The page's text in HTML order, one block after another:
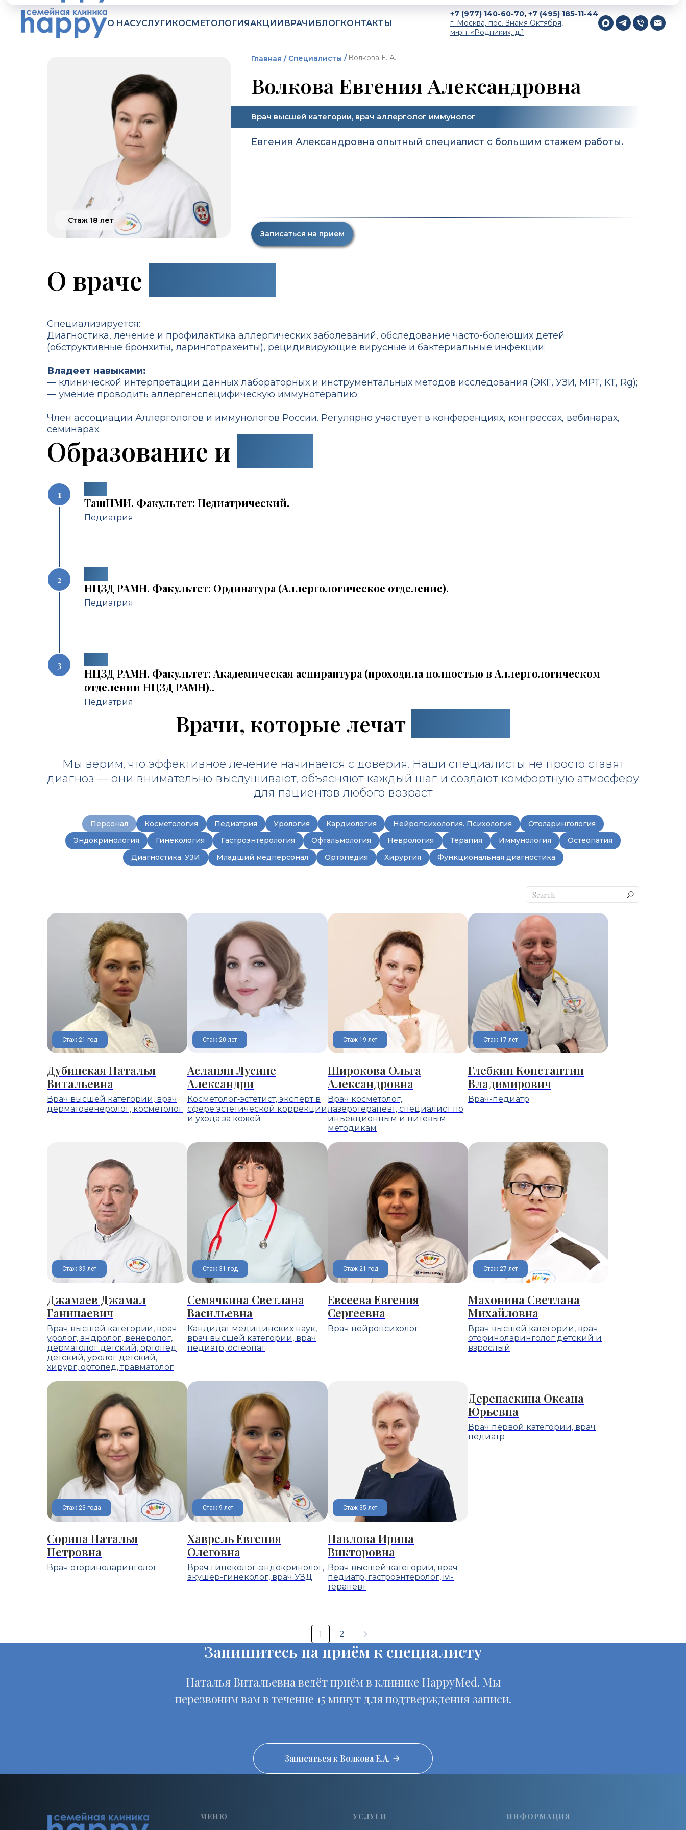
О НАСУСЛУГИ КОСМЕТОЛОГИЯАКЦИИ ВРАЧИ БЛОГКОНТАКТЫ
+7 (977) 140-60-70, +7 (495) 185-11-44
г. Москва, пос. Знамя Октября,
м-рн. «Родники», д.1
Специалисты /
Главная / Волкова Е. А.
Волкова Евгения Александровна
Стаж 18 лет
Врач высшей категории, врач аллерголог иммунолог
Евгения Александровна опытный специалист с большим стажем работы.
Записаться на прием
О враче
Специализируется:
Диагностика, лечение и профилактика аллергических заболеваний, обследование часто-болеющих детей
(обструктивные бронхиты, ларинготрахеиты), рецидивирующие вирусные и бактериальные инфекции;
Владеет навыками:
— клинической интерпретации данных лабораторных и инструментальных методов исследования (ЭКГ, УЗИ, МРТ, КТ, Rg);
— умение проводить аллергенспецифическую иммунотерапию.
Член ассоциации Аллергологов и иммунологов России. Регулярно участвует в конференциях, конгрессах, вебинарах,
семинарах.
Образование и
ТашПМИ. Факультет: Педиатрический.
Педиатрия
НЦЗД РАМН. Факультет: Ординатура (Аллергологическое отделение).
Педиатрия
НЦЗД РАМН. Факультет: Академическая аспирантура (проходила полностью в Аллергологическом
отделении НЦЗД РАМН)..
Педиатрия
Врачи, которые лечат
Мы верим, что эффективное лечение начинается с доверия. Наши специалисты не просто ставят
диагноз — они внимательно выслушивают, объясняют каждый шаг и создают комфортную атмосферу
для пациентов любого возраст
Персонал Косметология Педиатрия Урология Кардиология Нейропсихология. Психология
Отоларингология
Эндокринология
Гинекология Гастроэнтерология Офтальмология Неврология Терапия Иммунология
Остеопатия
Диагностика. УЗИ
Младший медперсонал Ортопедия Хирургия Функциональная диагностика
Стаж 21 год
Дубинская Наталья
Витальевна
Врач высшей категории, врач
дерматовенеролог, косметолог
Стаж 20 лет
Асланян Лусине
Александри
Косметолог‑эстетист, эксперт в
сфере эстетической коррекции
и ухода за кожей
Стаж 19 лет
Широкова Ольга
Александровна
Врач косметолог,
лазеротерапевт, специалист по
инъекционным и нитевым
методикам
Стаж 17 лет
Глебкин Константин
Владимирович
Врач-педиатр
Стаж 39 лет
Джамаев Джамал
Ганипаевич
Врач высшей категории, врач
уролог, андролог, венеролог,
дерматолог детский, ортопед
детский, уролог детский,
хирург, ортопед, травматолог
Стаж 31 год
Семячкина Светлана
Васильевна
Кандидат медицинских наук,
врач высшей категории, врач
педиатр, остеопат
Стаж 21 год
Евсеева Евгения
Сергеевна
Врач нейропсихолог
Стаж 27 лет
Махонина Светлана
Михайловна
Врач высшей категории, врач
оториноларинголог детский и
взрослый
Стаж 23 года
Сорина Наталья
Петровна
Врач оториноларинголог
Стаж 9 лет
Хаврель Евгения
Олеговна
Врач гинеколог-эндокринолог,
акушер-гинеколог, врач УЗД
Стаж 35 лет
Павлова Ирина
Викторовна
Врач высшей категории, врач
педиатр, гастроэнтеролог, ivi-
терапевт
Дерепаскина Оксана
Юрьевна
Врач первой категории, врач
педиатр
1 2
Запишитесь на приём к специалисту
Наталья Витальевна ведёт приём в клинике HappyMed. Мы
перезвоним вам в течение 15 минут для подтверждения записи.
Записаться к Волкова Е.А.
МЕНЮ УСЛУГИ ИНФОРМАЦИЯ